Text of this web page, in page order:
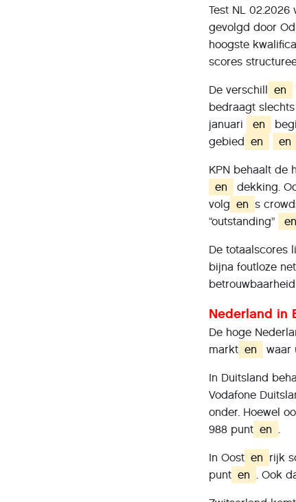
Test NL 02.2026
gevolgd door
hoogste
scores
De verschill en
bedraagt
januari
en
gebied en en
KPN behaalt de
en
dekking.
volg en s
“outstanding”
en
De totaalscores
bijna foutloze
Nederland in
De hoge
markt en waar
In Duitsland
Vodafone
onder. Hoewel
988 punt en .
In Oost en rijk
punt en . Ook